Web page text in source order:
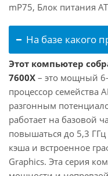
mP75, Блок питания
На базе какого
Этот компьютер
7600X – это мощный
процессор семейства
разгонным
работает на базовой
повышаться до 5,3
кэша и встроенное
Graphics. Эта серия